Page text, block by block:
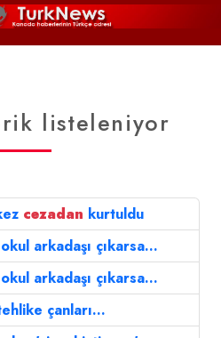
listeleniyor
cezadan kurtuldu
arkadaşı çıkarsa...
arkadaşı çıkarsa...
çanları...